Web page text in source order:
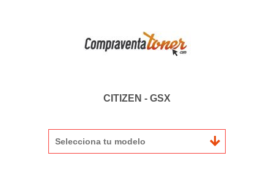
CITIZEN - GSX
Selecciona tu modelo